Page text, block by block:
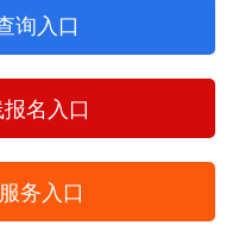
询入口
名入口
务入口